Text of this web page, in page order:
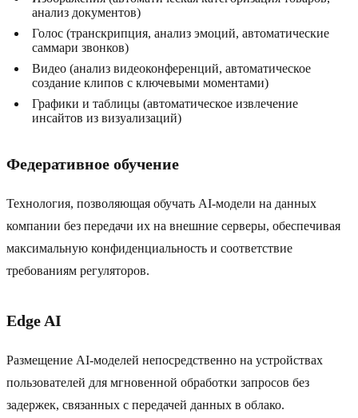
анализ документов)
Голос (транскрипция, анализ эмоций, автоматические
саммари звонков)
Видео (анализ видеоконференций, автоматическое
создание клипов с ключевыми моментами)
Графики и таблицы (автоматическое извлечение
инсайтов из визуализаций)
Федеративное обучение
Технология, позволяющая обучать AI-модели на данных
компании без передачи их на внешние серверы, обеспечивая
максимальную конфиденциальность и соответствие
требованиям регуляторов.
Edge AI
Размещение AI-моделей непосредственно на устройствах
пользователей для мгновенной обработки запросов без
задержек, связанных с передачей данных в облако.